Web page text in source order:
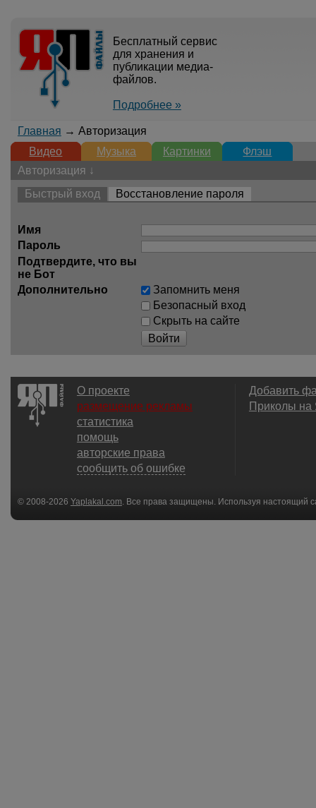
Бесплатный сервис
для хранения и
публикации медиа-
файлов.
Подробнее »
Главная → Авторизация
Видео
Музыка Картинки
Флэш
Авторизация ↓
Быстрый вход
Восстановление пароля
Имя
Пароль
Подтвердите, что вы
не Бот
Дополнительно
Запомнить меня
Безопасный вход
Скрыть на сайте
Войти
О проекте
размещение рекламы
статистика
помощь
авторские права
сообщить об ошибке
Добавить
Приколы
© 2008-2026 Yaplakal.com . Все права защищены. Используя настоящий
соглашения.